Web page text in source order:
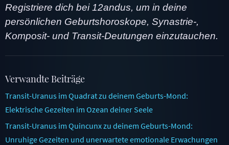
Registriere dich bei 12andus, um in deine
persönlichen Geburtshoroskope, Synastrie-,
Komposit- und Transit-Deutungen einzutauchen.
Verwandte Beiträge
Transit-Uranus im Quadrat zu deinem Geburts-Mond:
Elektrische Gezeiten im Ozean deiner Seele
Transit-Uranus im Quincunx zu deinem Geburts-Mond:
Unruhige Gezeiten und unerwartete emotionale Erwachungen